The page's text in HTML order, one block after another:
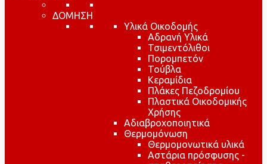
ΔΟΜΗΣΗ
Υλικά Οικοδομής
Αδρανή Υλικά
Τσιμεντόλιθοι
Πορομπετόν
Τούβλα
Κεραμίδια
Πλάκες Πεζοδρομίου
Πλαστικά Οικοδομικής
Χρήσης
Αδιαβροχοποιητικά
Θερμομόνωση
Θερμομονωτικά υλικά
Αστάρια πρόσφυσης -